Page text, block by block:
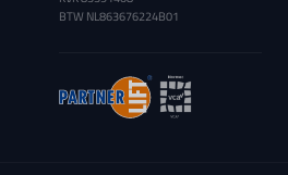
BTW NL863676224B01